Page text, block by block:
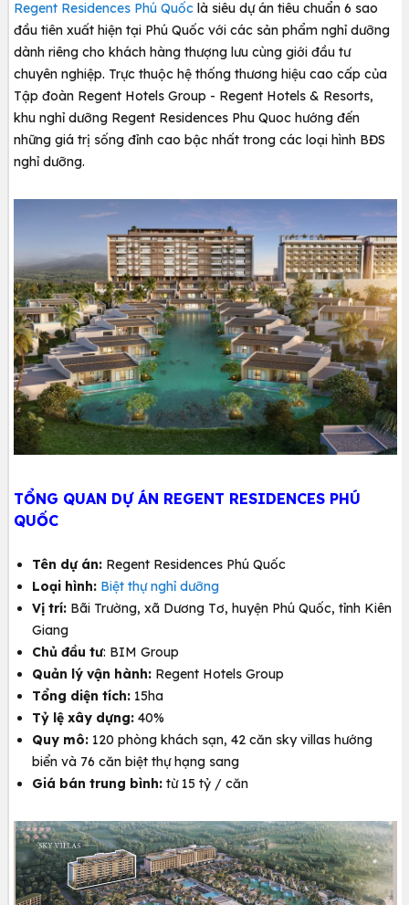
Regent Residences Phú Quốc là siêu dự án tiêu chuẩn 6 sao
đầu tiên xuất hiện tại Phú Quốc với các sản phẩm nghỉ dưỡng
dành riêng cho khách hàng thượng lưu cùng giới đầu tư
chuyên nghiệp. Trực thuộc hệ thống thương hiệu cao cấp của
Tập đoàn Regent Hotels Group - Regent Hotels & Resorts,
khu nghỉ dưỡng Regent Residences Phu Quoc hướng đến
những giá trị sống đỉnh cao bậc nhất trong các loại hình BĐS
nghỉ dưỡng.
TỔNG QUAN DỰ ÁN REGENT RESIDENCES PHÚ
QUỐC
Tên dự án: Regent Residences Phú Quốc
Loại hình: Biệt thự nghỉ dưỡng
Vị trí: Bãi Trường, xã Dương Tơ, huyện Phú Quốc, tỉnh Kiên
Giang
Chủ đầu tư: BIM Group
Quản lý vận hành: Regent Hotels Group
Tổng diện tích: 15ha
Tỷ lệ xây dựng: 40%
Quy mô: 120 phòng khách sạn, 42 căn sky villas hướng
biển và 76 căn biệt thự hạng sang
Giá bán trung bình: từ 15 tỷ / căn